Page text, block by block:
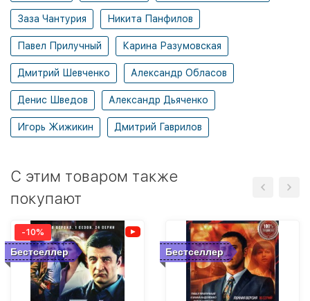
Заза Чантурия Никита Панфилов
Павел Прилучный Карина Разумовская
Дмитрий Шевченко Александр Обласов
Денис Шведов Александр Дьяченко
Игорь Жижикин Дмитрий Гаврилов
C этим товаром также
покупают
Бестселлер
-10%
Бестселлер